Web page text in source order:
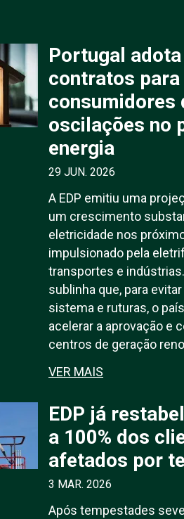
Portugal
contratos
consumidores
oscilações no
energia
29 JUN. 2026
A EDP emitiu uma
um crescimento
eletricidade nos
impulsionado pela
transportes e
sublinha que, para
sistema e ruturas, o
acelerar a aprovação e
centros de geração
VER MAIS
EDP já
a 100% dos
afetados por
3 MAR. 2026
Após tempestades